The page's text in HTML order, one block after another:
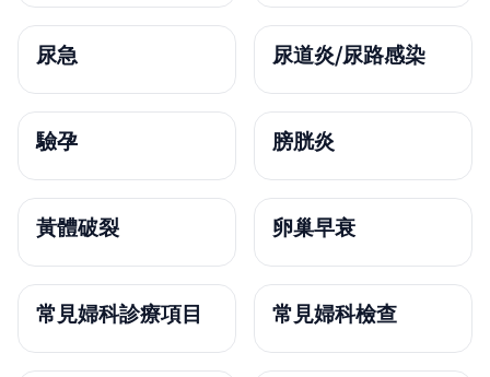
尿急 尿道炎/尿路感染
驗孕 膀胱炎
黃體破裂 卵巢早衰
常見婦科診療項目 常見婦科檢查